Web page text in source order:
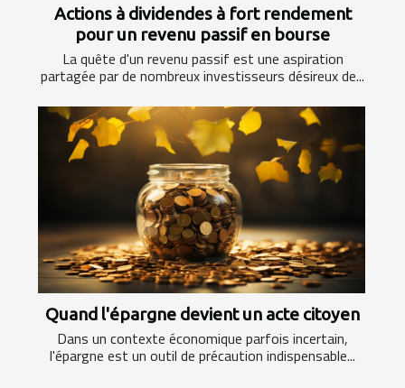
Actions à dividendes à fort rendement
pour un revenu passif en bourse
La quête d'un revenu passif est une aspiration
partagée par de nombreux investisseurs désireux de...
Quand l'épargne devient un acte citoyen
Dans un contexte économique parfois incertain,
l'épargne est un outil de précaution indispensable...